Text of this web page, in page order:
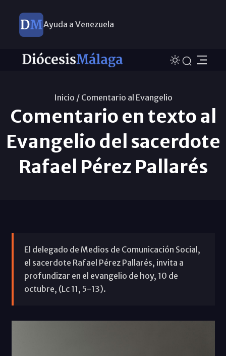
Ayuda a Venezuela
Inicio / Comentario al Evangelio
Comentario en texto al
Evangelio del sacerdote
Rafael Pérez Pallarés
El delegado de Medios de Comunicación Social,
el sacerdote Rafael Pérez Pallarés, invita a
profundizar en el evangelio de hoy, 10 de
octubre, (Lc 11, 5-13).